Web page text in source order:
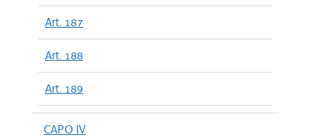
Art. 187
Art. 188
Art. 189
CAPO IV